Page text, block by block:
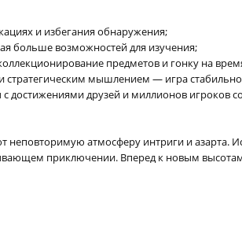
и избегания обнаружения;
больше возможностей для изучения;
предметов и гонку на
мышлением — игра
достижениями друзей и миллионов игроков
неповторимую атмосферу интриги и азарта.
приключении. Вперед к новым